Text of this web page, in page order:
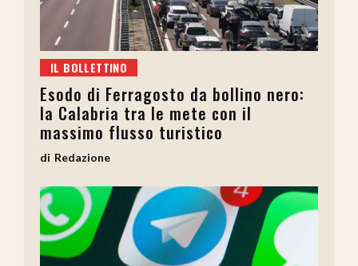
IL BOLLETTINO
Esodo di Ferragosto da bollino nero:
la Calabria tra le mete con il
massimo flusso turistico
Redazione